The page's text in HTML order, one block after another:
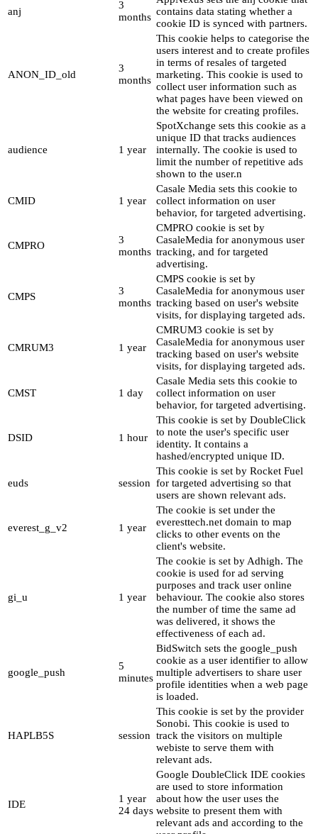
anj
3
months contains data stating whether a
cookie ID is synced with partners.
ANON_ID_old
3
months
This cookie helps to categorise the
users interest and to create profiles
in terms of resales of targeted
marketing. This cookie is used to
collect user information such as
what pages have been viewed on
the website for creating profiles.
audience 1 year
SpotXchange sets this cookie as a
unique ID that tracks audiences
internally. The cookie is used to
limit the number of repetitive ads
shown to the user.n
CMID 1 year
Casale Media sets this cookie to
collect information on user
behavior, for targeted advertising.
CMPRO
3
months
CMPRO cookie is set by
CasaleMedia for anonymous user
tracking, and for targeted
advertising.
CMPS
3
months
CMPS cookie is set by
CasaleMedia for anonymous user
tracking based on user's website
visits, for displaying targeted ads.
CMRUM3 1 year
CMRUM3 cookie is set by
CasaleMedia for anonymous user
tracking based on user's website
visits, for displaying targeted ads.
CMST 1 day
Casale Media sets this cookie to
collect information on user
behavior, for targeted advertising.
DSID 1 hour
This cookie is set by DoubleClick
to note the user's specific user
identity. It contains a
hashed/encrypted unique ID.
euds session
This cookie is set by Rocket Fuel
for targeted advertising so that
users are shown relevant ads.
everest_g_v2 1 year
The cookie is set under the
everesttech.net domain to map
clicks to other events on the
client's website.
gi_u 1 year
The cookie is set by Adhigh. The
cookie is used for ad serving
purposes and track user online
behaviour. The cookie also stores
the number of time the same ad
was delivered, it shows the
effectiveness of each ad.
google_push
5
minutes
BidSwitch sets the google_push
cookie as a user identifier to allow
multiple advertisers to share user
profile identities when a web page
is loaded.
HAPLB5S session
This cookie is set by the provider
Sonobi. This cookie is used to
track the visitors on multiple
webiste to serve them with
relevant ads.
IDE
1 year
24 days
Google DoubleClick IDE cookies
are used to store information
about how the user uses the
website to present them with
relevant ads and according to the